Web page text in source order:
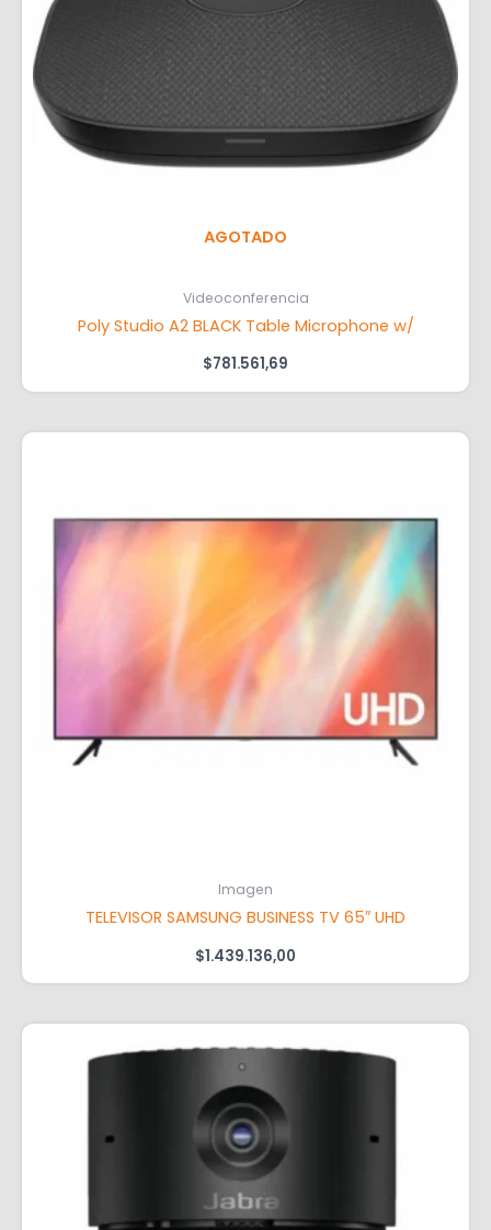
AGOTADO
Videoconferencia
Poly Studio A2 BLACK Table Microphone w/
$781.561,69
Imagen
TELEVISOR SAMSUNG BUSINESS TV 65″ UHD
$1.439.136,00